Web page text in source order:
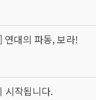
연대의 파동, 보라!
시작됩니다.